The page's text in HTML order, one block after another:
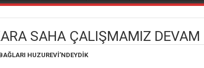
SAHA ÇALIŞMAMIZ DEVAM
HUZUREVİ’NDEYDİK